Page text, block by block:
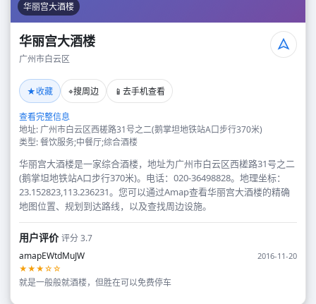
华丽宫大酒楼
华丽宫大酒楼
广州市白云区
★收藏 ⌖搜周边 📱 去手机查看
查看完整信息
地址: 广州市白云区西槎路31号之二(鹅掌坦地铁站A口步行370米)
类型: 餐饮服务;中餐厅;综合酒楼
华丽宫大酒楼是一家综合酒楼，地址为广州市白云区西槎路31号之二
(鹅掌坦地铁站A口步行370米)。电话：020-36498828。地理坐标：
23.152823,113.236231。您可以通过Amap查看华丽宫大酒楼的精确
地图位置、规划到达路线，以及查找周边设施。
用户评价评分 3.7
amapEWtdMuJW
2016-11-20
★★★☆☆
就是一般般就酒楼，但胜在可以免费停车